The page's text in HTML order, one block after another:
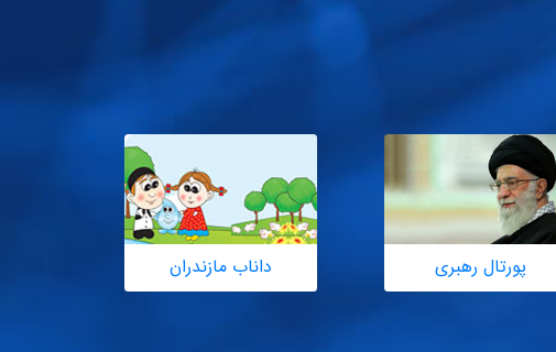
پورتال رهبری داناب مازندران